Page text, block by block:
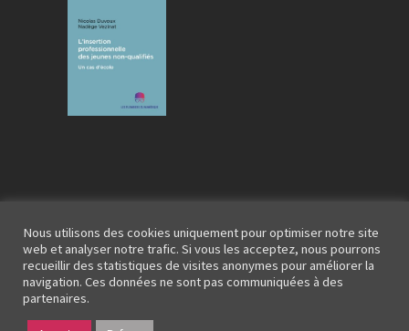
Nous utilisons des cookies uniquement pour optimiser notre site
web et analyser notre trafic. Si vous les acceptez, nous pourrons
recueillir des statistiques de visites anonymes pour améliorer la
navigation. Ces données ne sont pas communiquées à des
partenaires.